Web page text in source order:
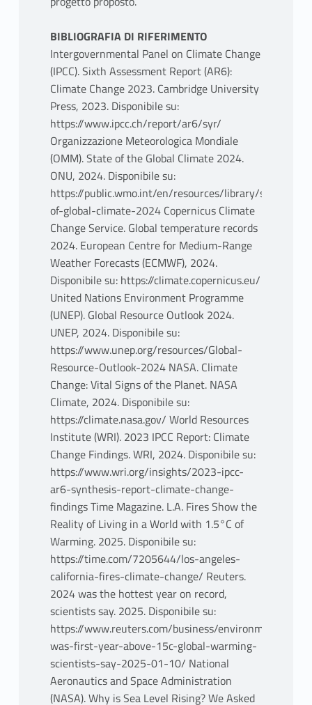
BIBLIOGRAFIA DI RIFERIMENTO
Intergovernmental Panel on Climate Change
(IPCC). Sixth Assessment Report (AR6):
Climate Change 2023. Cambridge University
Press, 2023. Disponibile su:
https://www.ipcc.ch/report/ar6/syr/
Organizzazione Meteorologica Mondiale
(OMM). State of the Global Climate 2024.
ONU, 2024. Disponibile su:
https://public.wmo.int/en/resources/library/state-
of-global-climate-2024 Copernicus Climate
Change Service. Global temperature records
2024. European Centre for Medium-Range
Weather Forecasts (ECMWF), 2024.
Disponibile su: https://climate.copernicus.eu/
United Nations Environment Programme
(UNEP). Global Resource Outlook 2024.
UNEP, 2024. Disponibile su:
https://www.unep.org/resources/Global-
Resource-Outlook-2024 NASA. Climate
Change: Vital Signs of the Planet. NASA
Climate, 2024. Disponibile su:
https://climate.nasa.gov/ World Resources
Institute (WRI). 2023 IPCC Report: Climate
Change Findings. WRI, 2024. Disponibile su:
https://www.wri.org/insights/2023-ipcc-
ar6-synthesis-report-climate-change-
findings Time Magazine. L.A. Fires Show the
Reality of Living in a World with 1.5°C of
Warming. 2025. Disponibile su:
https://time.com/7205644/los-angeles-
california-fires-climate-change/ Reuters.
2024 was the hottest year on record,
scientists say. 2025. Disponibile su:
https://www.reuters.com/business/environment/
was-first-year-above-15c-global-warming-
scientists-say-2025-01-10/ National
Aeronautics and Space Administration
(NASA). Why is Sea Level Rising? We Asked